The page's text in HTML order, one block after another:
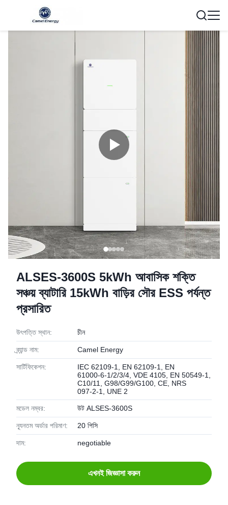
ALSES-3600S 5kWh আবাসিক শক্তি
সঞ্চয় ব্যাটারি 15kWh বাড়ির সৌর ESS পর্যন্ত
প্রসারিত
উৎপত্তি স্থান: চীন
ব্র্যান্ড নাম: Camel Energy
সার্টিফিকেশন:
IEC 62109‑1, EN 62109‑1, EN
61000‑6‑1/2/3/4, VDE 4105, EN 50549‑1,
C10/11, G98/G99/G100, CE, NRS
097‑2‑1, UNE 2
মডেল নম্বর: উট ALSES‑3600S
ন্যূনতম অর্ডার পরিমাণ: 20 পিসি
দাম: negotiable
এখনই জিজ্ঞাসা করুন